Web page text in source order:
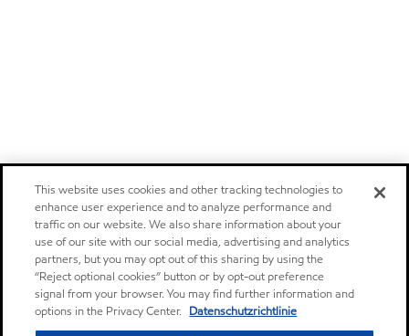
This website uses cookies and other tracking technologies to
enhance user experience and to analyze performance and
traffic on our website. We also share information about your
use of our site with our social media, advertising and analytics
partners, but you may opt out of this sharing by using the
“Reject optional cookies” button or by opt-out preference
signal from your browser. You may find further information and
options in the Privacy Center. Datenschutzrichtlinie